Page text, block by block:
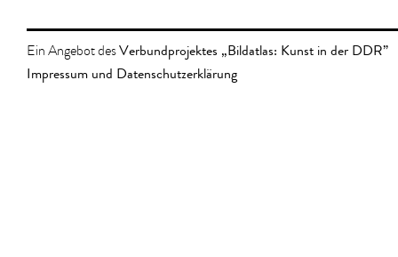
Ein Angebot desVerbundprojektes „Bildatlas: Kunst in der DDR”
Impressum und Datenschutzerklärung